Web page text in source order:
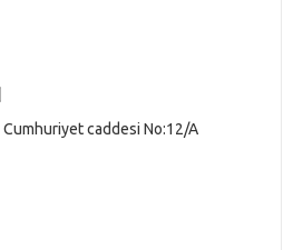
Cumhuriyet caddesi No:12/A